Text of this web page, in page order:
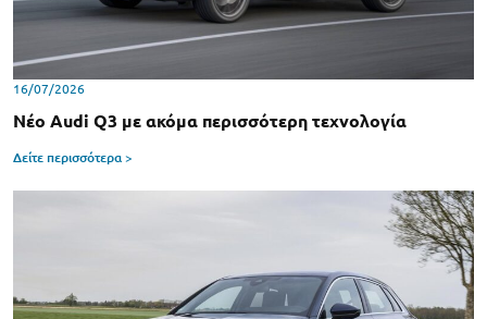
16/07/2026
Νέο Audi Q3 με ακόμα περισσότερη τεχνολογία
Δείτε περισσότερα >